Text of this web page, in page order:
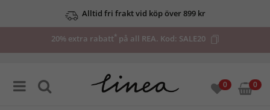
Alltid fri frakt vid köp över 899 kr
20% extra rabatt*på all REA. Kod: SALE20
0 0